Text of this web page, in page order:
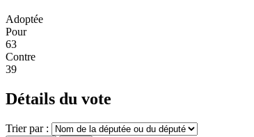
Adoptée
Pour
63
Contre
39
Détails du vote
Trier par :